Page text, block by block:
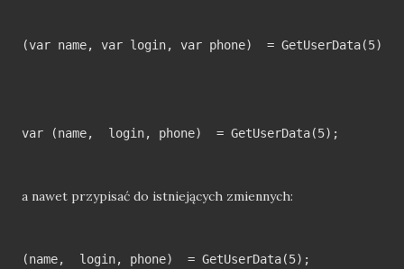
(var name, var login, var phone)  = GetUserData(5);
var (name,  login, phone)  = GetUserData(5);
a nawet przypisać do istniejących zmiennych:
(name,  login, phone)  = GetUserData(5);